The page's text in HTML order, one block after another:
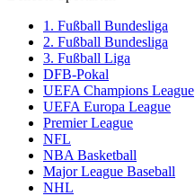
1. Fußball Bundesliga
2. Fußball Bundesliga
3. Fußball Liga
DFB-Pokal
UEFA Champions League
UEFA Europa League
Premier League
NFL
NBA Basketball
Major League Baseball
NHL